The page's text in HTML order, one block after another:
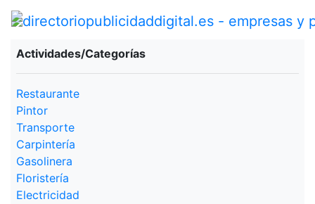
Actividades/Categorías
Restaurante
Pintor
Transporte
Carpintería
Gasolinera
Floristería
Electricidad